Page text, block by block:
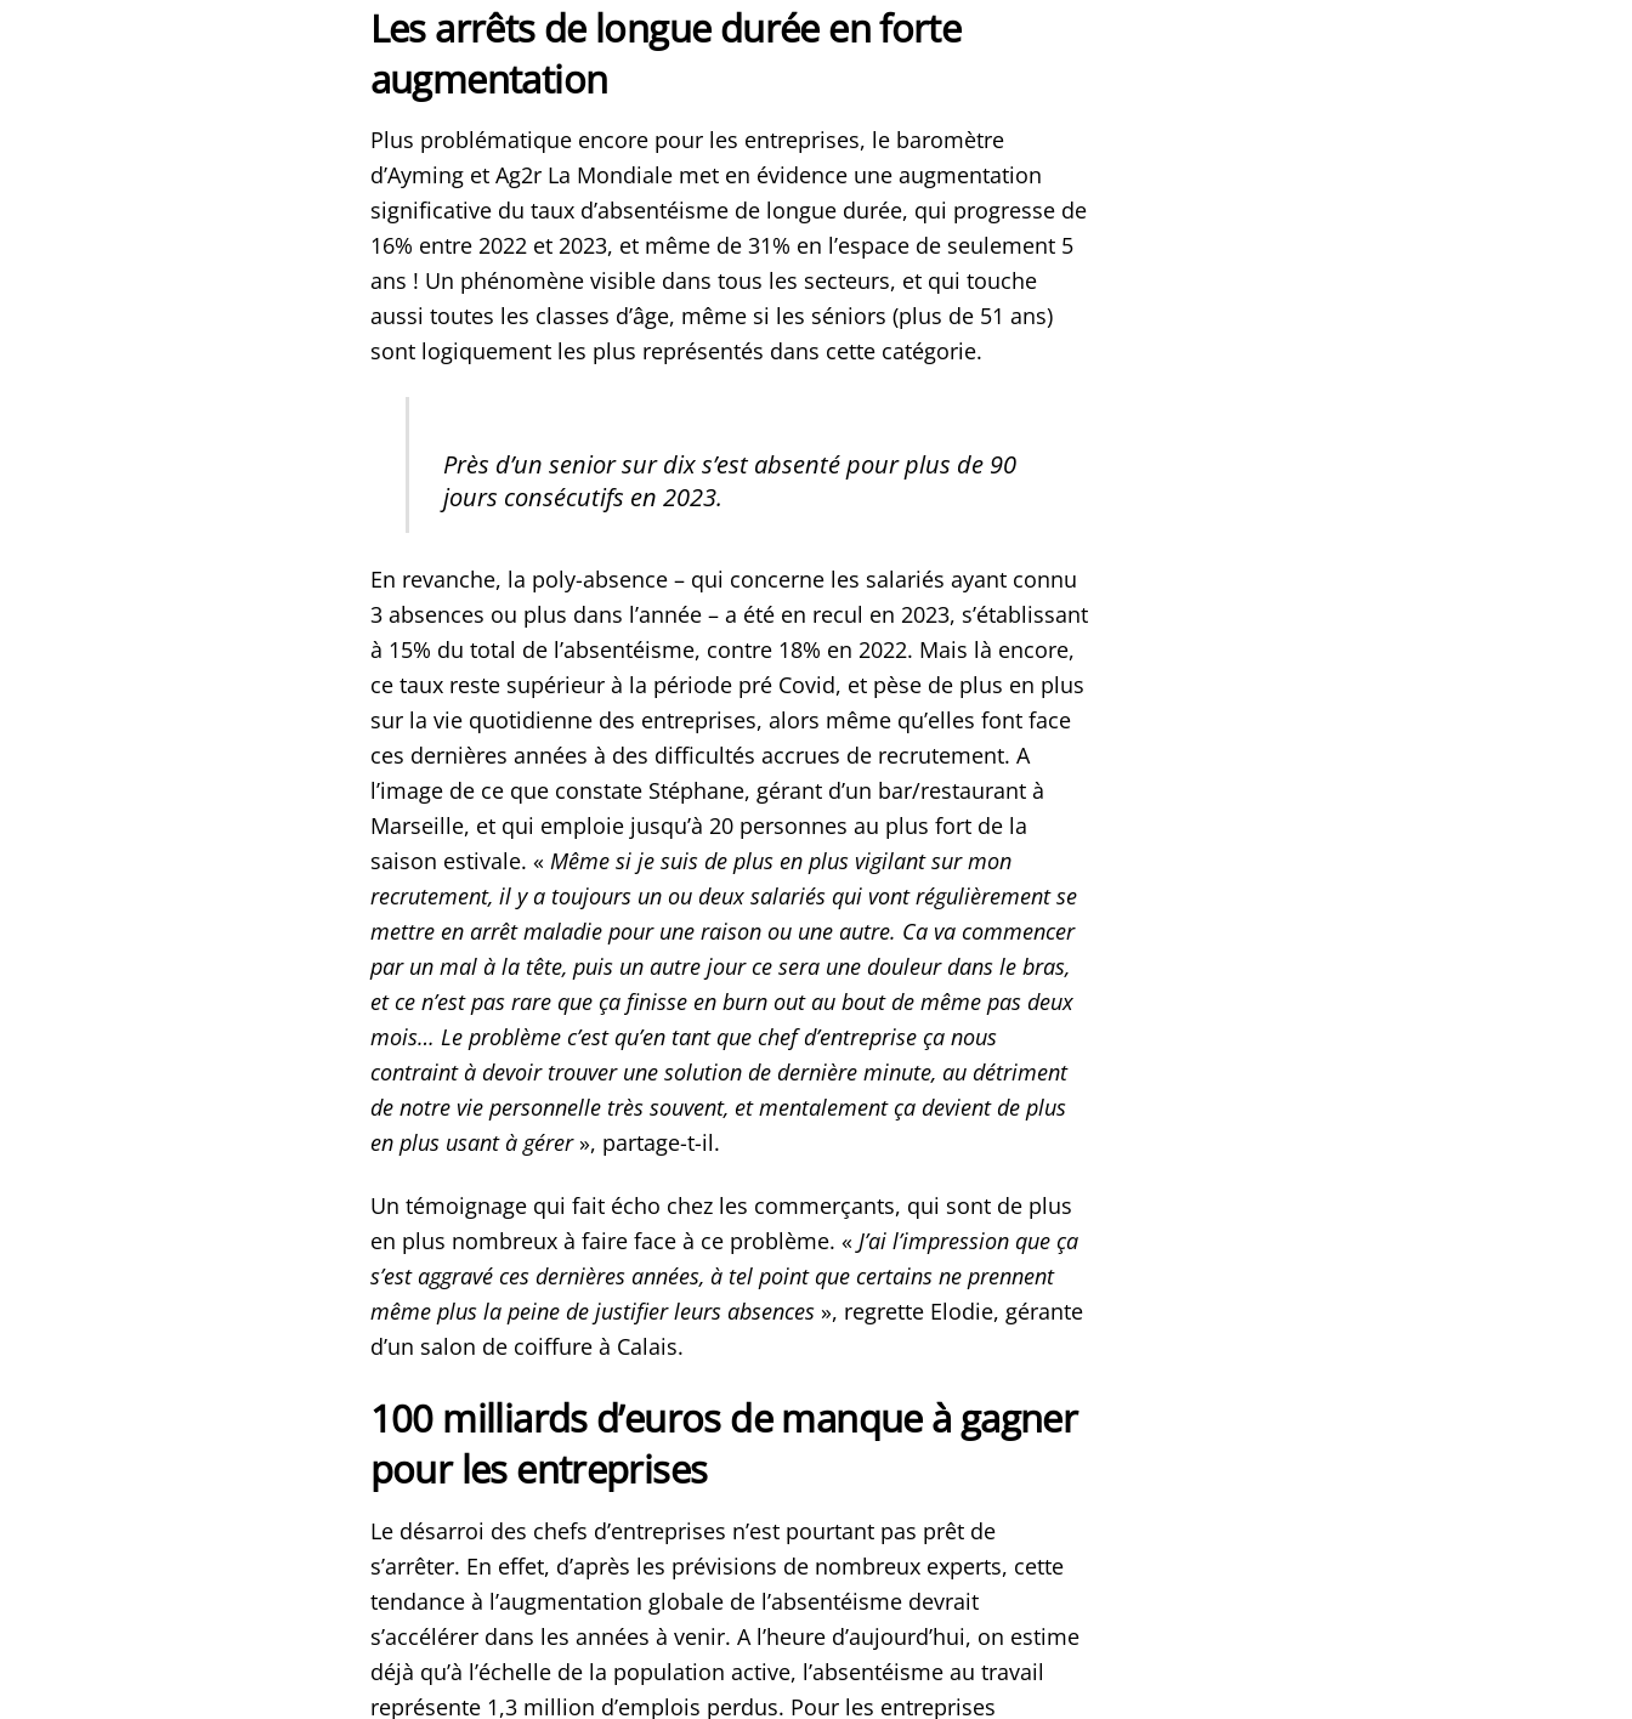
Les arrêts de longue durée en forte
augmentation
Plus problématique encore pour les entreprises, le baromètre
d’Ayming et Ag2r La Mondiale met en évidence une augmentation
significative du taux d’absentéisme de longue durée, qui progresse de
16% entre 2022 et 2023, et même de 31% en l’espace de seulement 5
ans ! Un phénomène visible dans tous les secteurs, et qui touche
aussi toutes les classes d’âge, même si les séniors (plus de 51 ans)
sont logiquement les plus représentés dans cette catégorie.
Près d’un senior sur dix s’est absenté pour plus de 90
jours consécutifs en 2023.
En revanche, la poly-absence – qui concerne les salariés ayant connu
3 absences ou plus dans l’année – a été en recul en 2023, s’établissant
à 15% du total de l’absentéisme, contre 18% en 2022. Mais là encore,
ce taux reste supérieur à la période pré Covid, et pèse de plus en plus
sur la vie quotidienne des entreprises, alors même qu’elles font face
ces dernières années à des difficultés accrues de recrutement. A
l’image de ce que constate Stéphane, gérant d’un bar/restaurant à
Marseille, et qui emploie jusqu’à 20 personnes au plus fort de la
saison estivale. « Même si je suis de plus en plus vigilant sur mon
recrutement, il y a toujours un ou deux salariés qui vont régulièrement se
mettre en arrêt maladie pour une raison ou une autre. Ca va commencer
par un mal à la tête, puis un autre jour ce sera une douleur dans le bras,
et ce n’est pas rare que ça finisse en burn out au bout de même pas deux
mois… Le problème c’est qu’en tant que chef d’entreprise ça nous
contraint à devoir trouver une solution de dernière minute, au détriment
de notre vie personnelle très souvent, et mentalement ça devient de plus
en plus usant à gérer », partage-t-il.
Un témoignage qui fait écho chez les commerçants, qui sont de plus
en plus nombreux à faire face à ce problème. « J’ai l’impression que ça
s’est aggravé ces dernières années, à tel point que certains ne prennent
même plus la peine de justifier leurs absences», regrette Elodie, gérante
d’un salon de coiffure à Calais.
100 milliards d’euros de manque à gagner
pour les entreprises
Le désarroi des chefs d’entreprises n’est pourtant pas prêt de
s’arrêter. En effet, d’après les prévisions de nombreux experts, cette
tendance à l’augmentation globale de l’absentéisme devrait
s’accélérer dans les années à venir. A l’heure d’aujourd’hui, on estime
déjà qu’à l’échelle de la population active, l’absentéisme au travail
représente 1,3 million d’emplois perdus. Pour les entreprises